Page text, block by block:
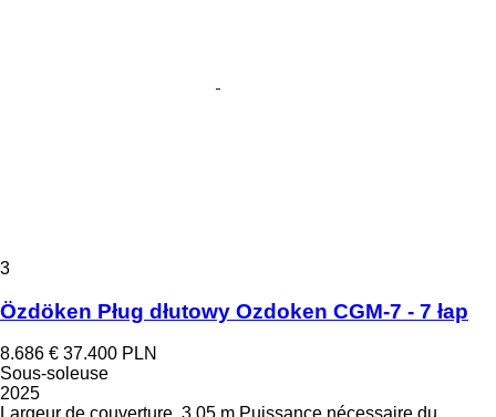
3
Özdöken Pług dłutowy Ozdoken CGM-7 - 7 łap
8.686 € 37.400 PLN
Sous-soleuse
2025